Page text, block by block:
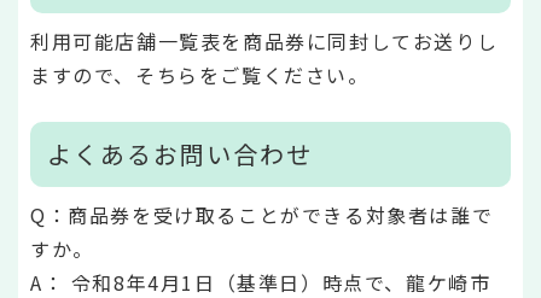
利用可能店舗一覧表を商品券に同封してお送りし
ますので、そちらをご覧ください。
よくあるお問い合わせ
Q：商品券を受け取ることができる対象者は誰で
すか。
A： 令和8年4月1日（基準日）時点で、龍ケ崎市